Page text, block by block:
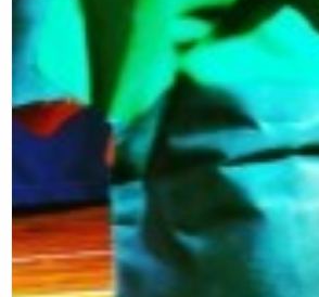
Vous pouvez acheter vos
coûte 10dt ) auprès de madame
On espère que vous serez
nous voir jouer le vendredi 7 juin
Tunis
Lisette